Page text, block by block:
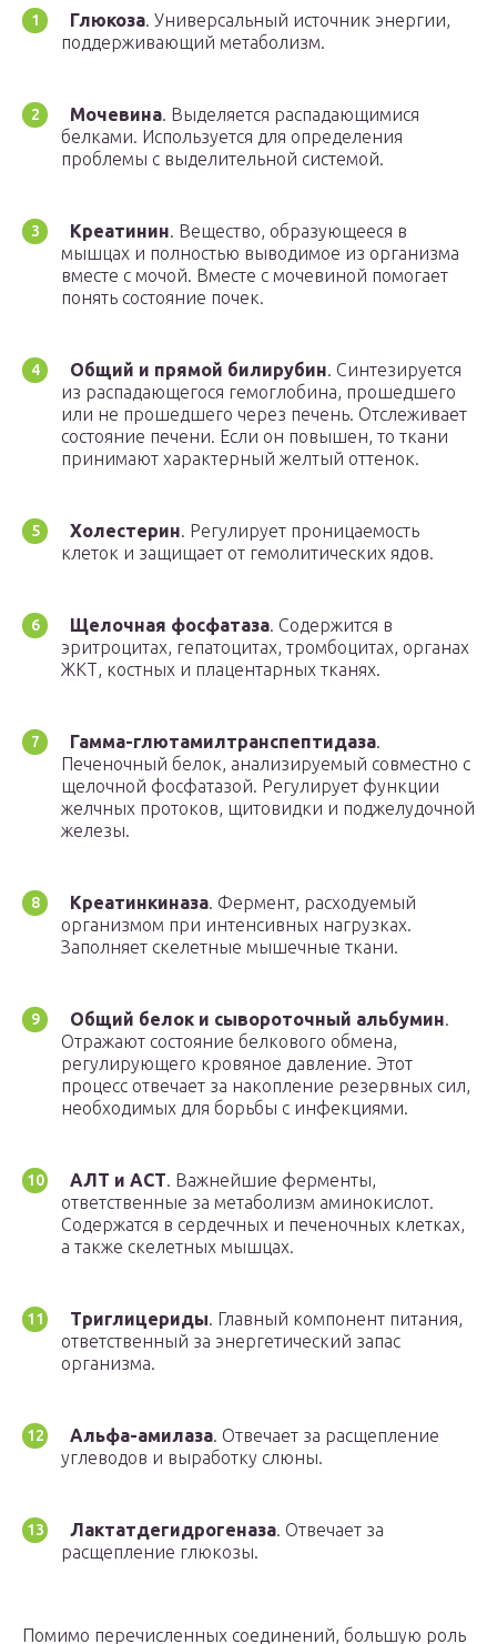
Глюкоза. Универсальный источник энергии,
поддерживающий метаболизм.
Мочевина. Выделяется распадающимися
белками. Используется для определения
проблемы с выделительной системой.
Креатинин. Вещество, образующееся в
мышцах и полностью выводимое из организма
вместе с мочой. Вместе с мочевиной помогает
понять состояние почек.
Общий и прямой билирубин. Синтезируется
из распадающегося гемоглобина, прошедшего
или не прошедшего через печень. Отслеживает
состояние печени. Если он повышен, то ткани
принимают характерный желтый оттенок.
Холестерин. Регулирует проницаемость
клеток и защищает от гемолитических ядов.
Щелочная фосфатаза. Содержится в
эритроцитах, гепатоцитах, тромбоцитах, органах
ЖКТ, костных и плацентарных тканях.
Гамма-глютамилтранспептидаза.
Печеночный белок, анализируемый совместно с
щелочной фосфатазой. Регулирует функции
желчных протоков, щитовидки и поджелудочной
железы.
Креатинкиназа. Фермент, расходуемый
организмом при интенсивных нагрузках.
Заполняет скелетные мышечные ткани.
Общий белок и сывороточный альбумин.
Отражают состояние белкового обмена,
регулирующего кровяное давление. Этот
процесс отвечает за накопление резервных сил,
необходимых для борьбы с инфекциями.
АЛТ и АСТ. Важнейшие ферменты,
ответственные за метаболизм аминокислот.
Содержатся в сердечных и печеночных клетках,
а также скелетных мышцах.
Триглицериды. Главный компонент питания,
ответственный за энергетический запас
организма.
Альфа-амилаза. Отвечает за расщепление
углеводов и выработку слюны.
Лактатдегидрогеназа. Отвечает за
расщепление глюкозы.
Помимо перечисленных соединений, большую роль